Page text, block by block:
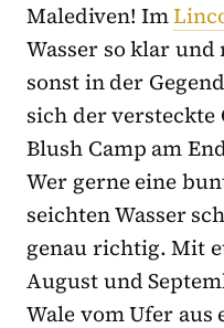
Malediven! Im
Wasser so klar
sonst in der
sich der versteckte
Blush Camp am
Wer gerne eine
seichten Wasser
genau richtig. Mit
August und
Wale vom Ufer aus